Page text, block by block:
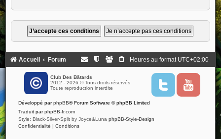
Accueil Forum Heures au format UTC+02:00
Club Des Bâtards
2012 - 2026 © Tous droits réservés
Toute reproduction interdite
T
i
Y
u
Développé parphpBB® Forum Software © phpBB Limited
Traduit parphpBB-fr.com
Style: Black-Silver-Split by Joyce&Luna phpBB-Style-Design
Confidentialité | Conditions